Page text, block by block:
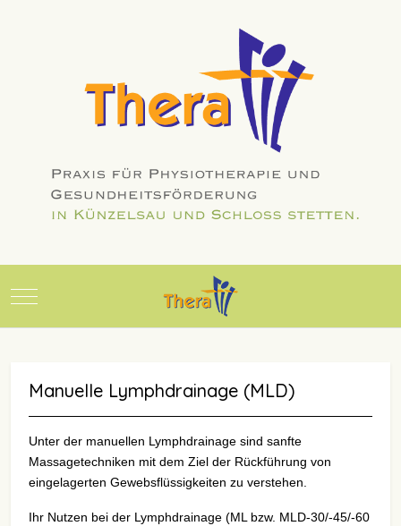
Mobile Menu Toggle
Manuelle Lymphdrainage (MLD)
Unter der manuellen Lymphdrainage sind sanfte
Massagetechniken mit dem Ziel der Rückführung von
eingelagerten Gewebsflüssigkeiten zu verstehen.
Ihr Nutzen bei der Lymphdrainage (ML bzw. MLD-30/-45/-60